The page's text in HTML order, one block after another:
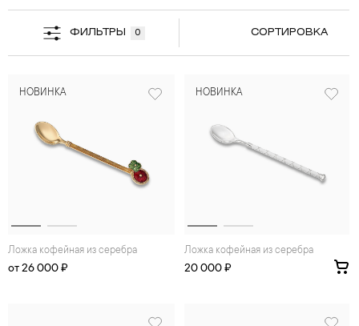
ФИЛЬТРЫ 0 СОРТИРОВКА
НОВИНКА
Ложка кофейная из серебра
от 26 000 ₽
НОВИНКА
Ложка кофейная из серебра
20 000 ₽